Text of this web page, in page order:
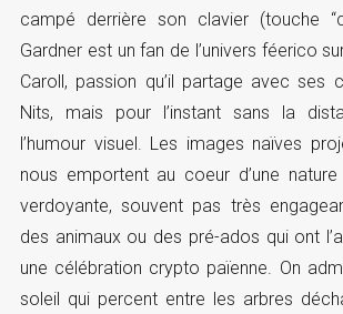
campé derrière son clavier (touche
Gardner est un fan de l’univers féerico
Caroll, passion qu’il partage avec ses
Nits, mais pour l’instant sans la
l’humour visuel. Les images naïves
nous emportent au coeur d’une
verdoyante, souvent pas très
des animaux ou des pré-ados qui ont
une célébration crypto païenne. On
soleil qui percent entre les arbres